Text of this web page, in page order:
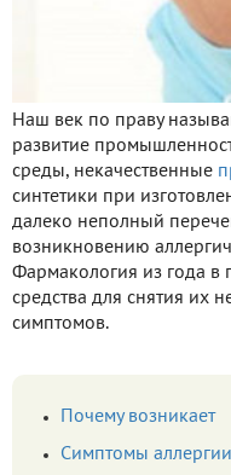
Наш век по праву
развитие
среды, некачественные
синтетики при
далеко неполный
возникновению
Фармакология из года в
средства для снятия их
симптомов.
Почему возникает
Симптомы аллергии